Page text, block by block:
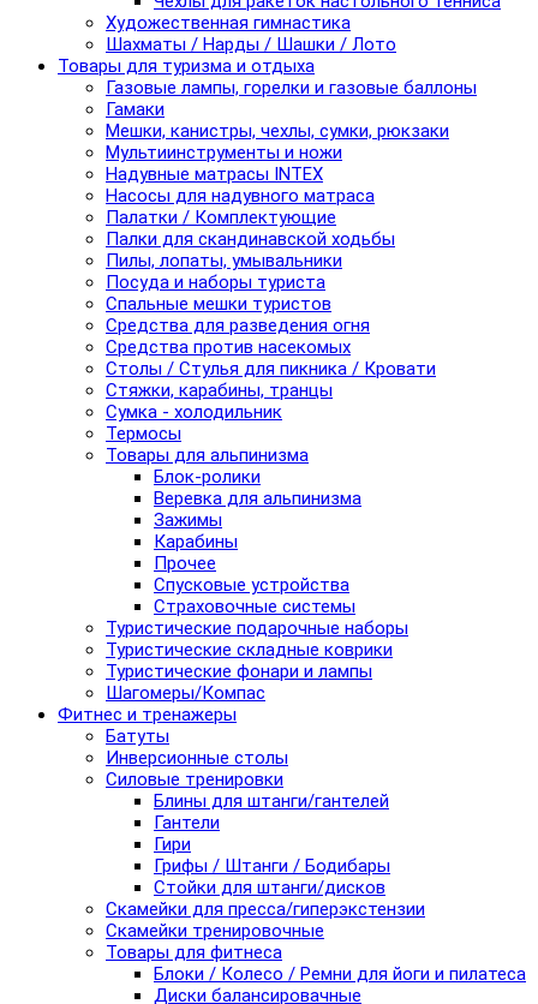
Художественная гимнастика
Шахматы / Нарды / Шашки / Лото
Товары для туризма и отдыха
Газовые лампы, горелки и газовые баллоны
Гамаки
Мешки, канистры, чехлы, сумки, рюкзаки
Мультиинструменты и ножи
Надувные матрасы INTEX
Насосы для надувного матраса
Палатки / Комплектующие
Палки для скандинавской ходьбы
Пилы, лопаты, умывальники
Посуда и наборы туриста
Спальные мешки туристов
Средства для разведения огня
Средства против насекомых
Столы / Стулья для пикника / Кровати
Стяжки, карабины, транцы
Сумка - холодильник
Термосы
Товары для альпинизма
Блок-ролики
Веревка для альпинизма
Зажимы
Карабины
Прочее
Спусковые устройства
Страховочные системы
Туристические подарочные наборы
Туристические складные коврики
Туристические фонари и лампы
Шагомеры/Компас
Фитнес и тренажеры
Батуты
Инверсионные столы
Силовые тренировки
Блины для штанги/гантелей
Гантели
Гири
Грифы / Штанги / Бодибары
Стойки для штанги/дисков
Скамейки для пресса/гиперэкстензии
Скамейки тренировочные
Товары для фитнеса
Блоки / Колесо / Ремни для йоги и пилатеса
Диски балансировачные